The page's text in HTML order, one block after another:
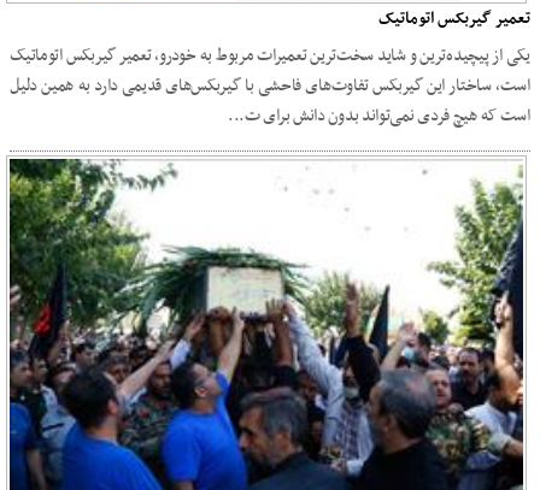
تعمیر گیربکس اتوماتیک
یکی از پیچیده‌ترین و شاید سخت‌ترین تعمیرات مربوط به خودرو، تعمیر گیربکس اتوماتیک
است، ساختار این گیربکس تفاوت‌های فاحشی با گیربکس‌های قدیمی دارد به همین دلیل
است که هیچ فردی نمی‌تواند بدون دانش برای ت...